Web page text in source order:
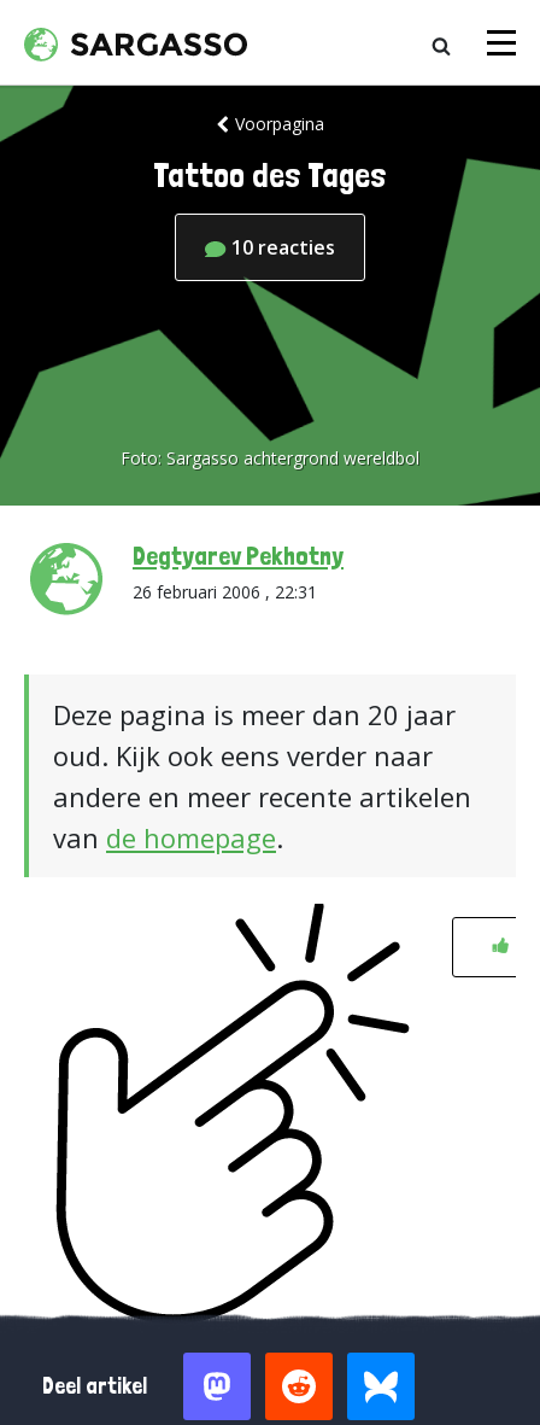
Voorpagina
Tattoo des Tages
10 reacties
Foto: Sargasso achtergrond wereldbol
Degtyarev Pekhotny
26 februari 2006 , 22:31
Deze pagina is meer dan 20 jaar
oud. Kijk ook eens verder naar
andere en meer recente artikelen
van de homepage.
Deel artikel